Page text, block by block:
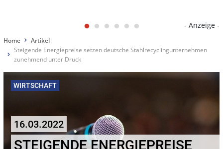
- Anzeige -
Home
Artikel
Steigende Energiepreise setzen deutsche Stahlrecyclingunternehmen
zunehmend unter Druck
WIRTSCHAFT
16.03.2022
STEIGENDE ENERGIEPREISE